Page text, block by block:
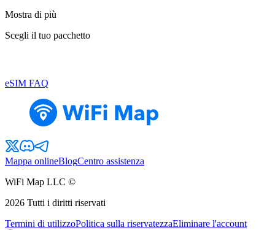
Mostra di più
Scegli il tuo pacchetto
eSIM FAQ
Mappa onlineBlogCentro assistenza
WiFi Map LLC ©
2026 Tutti i diritti riservati
Termini di utilizzoPolitica sulla riservatezzaEliminare l'account